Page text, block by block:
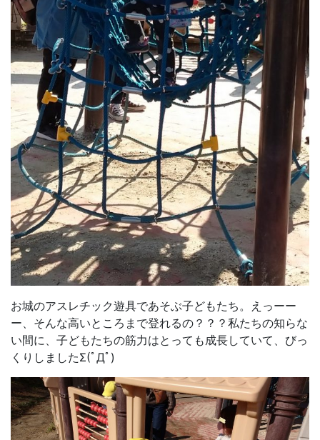
お城のアスレチック遊具であそぶ子どもたち。えっーー
ー、そんな高いところまで登れるの？？？私たちの知らな
い間に、子どもたちの筋力はとっても成長していて、びっ
くりしましたΣ(ﾟДﾟ)